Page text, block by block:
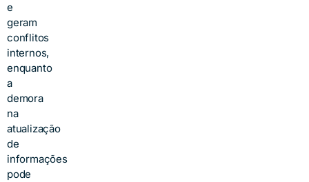
e
geram
conflitos
internos,
enquanto
a
demora
na
atualização
de
informações
pode